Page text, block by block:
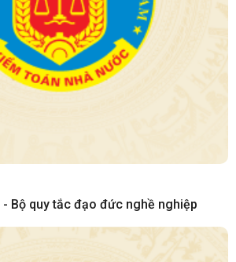
- Bộ quy tắc đạo đức nghề nghiệp